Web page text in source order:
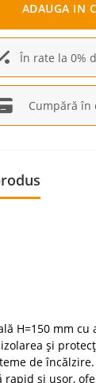
ADAUGA IN
În rate la 0%
Cumpără în
H=150 mm cu
și
de
rapid și ușor,